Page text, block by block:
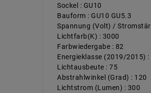
Sockel : GU10
Bauform : GU10 GU5.3
Spannung (Volt) /
Lichtfarb(K) : 3000
Farbwiedergabe : 82
Energieklasse (2019/2015) :
Lichtausbeute : 75
Abstrahlwinkel (Grad) : 120
Lichtstrom (Lumen) : 300